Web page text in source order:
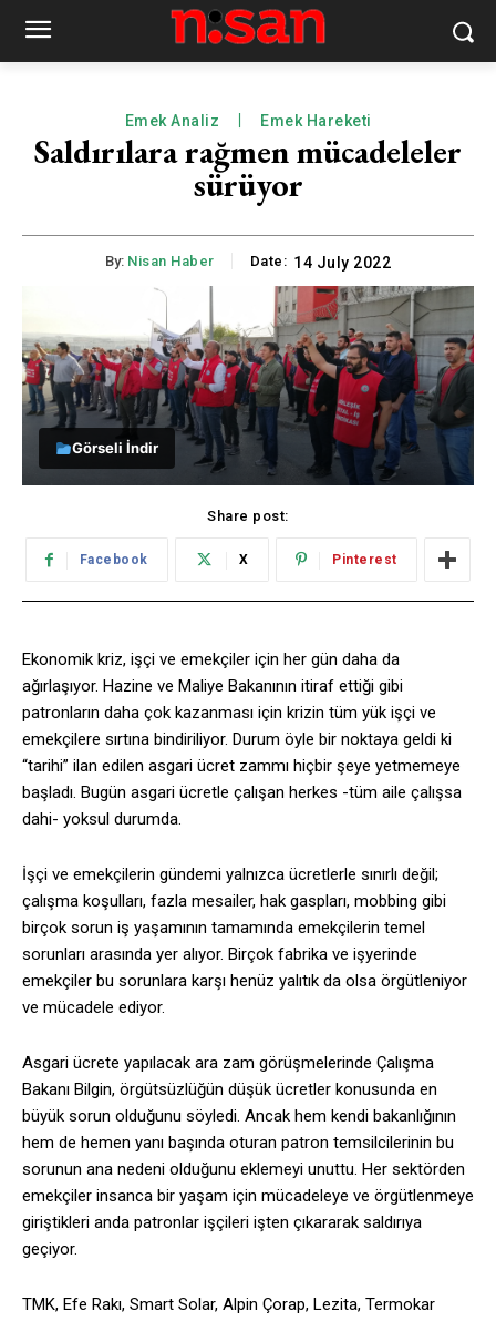
Emek Analiz Emek Hareketi
Saldırılara rağmen mücadeleler
sürüyor
By: Nisan Haber Date: 14 July 2022
Görseli İndir
Share post:
Facebook X Pinterest
Ekonomik kriz, işçi ve emekçiler için her gün daha da
ağırlaşıyor. Hazine ve Maliye Bakanının itiraf ettiği gibi
patronların daha çok kazanması için krizin tüm yük işçi ve
emekçilere sırtına bindiriliyor. Durum öyle bir noktaya geldi ki
“tarihi” ilan edilen asgari ücret zammı hiçbir şeye yetmemeye
başladı. Bugün asgari ücretle çalışan herkes -tüm aile çalışsa
dahi- yoksul durumda.
İşçi ve emekçilerin gündemi yalnızca ücretlerle sınırlı değil;
çalışma koşulları, fazla mesailer, hak gaspları, mobbing gibi
birçok sorun iş yaşamının tamamında emekçilerin temel
sorunları arasında yer alıyor. Birçok fabrika ve işyerinde
emekçiler bu sorunlara karşı henüz yalıtık da olsa örgütleniyor
ve mücadele ediyor.
Asgari ücrete yapılacak ara zam görüşmelerinde Çalışma
Bakanı Bilgin, örgütsüzlüğün düşük ücretler konusunda en
büyük sorun olduğunu söyledi. Ancak hem kendi bakanlığının
hem de hemen yanı başında oturan patron temsilcilerinin bu
sorunun ana nedeni olduğunu eklemeyi unuttu. Her sektörden
emekçiler insanca bir yaşam için mücadeleye ve örgütlenmeye
giriştikleri anda patronlar işçileri işten çıkararak saldırıya
geçiyor.
TMK, Efe Rakı, Smart Solar, Alpin Çorap, Lezita, Termokar